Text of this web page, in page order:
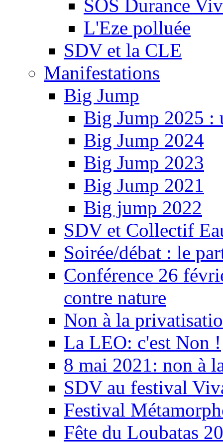
SOS Durance
L'Eze polluée
SDV et la CLE
Manifestations
Big Jump
Big Jump 2025 :
Big Jump 2024
Big Jump 2023
Big Jump 2021
Big jump 2022
SDV et Collectif
Soirée/débat : le
Conférence 26
contre nature
Non à la
La LEO: c'est Non !
8 mai 2021: non à
SDV au festival
Festival
Fête du Loubatas